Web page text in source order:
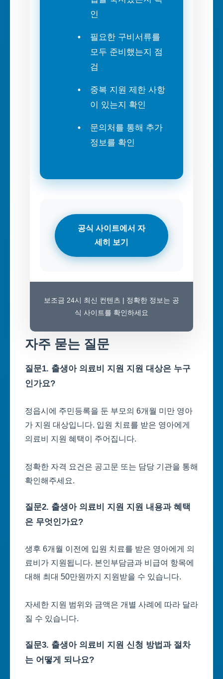
인
필요한 구비서류를
모두 준비했는지 점
검
중복 지원 제한 사항
이 있는지 확인
문의처를 통해 추가
정보를 확인
공식 사이트에서 자
세히 보기
보조금 24시 최신 컨텐츠 | 정확한 정보는 공
식 사이트를 확인하세요
자주 묻는 질문
질문1. 출생아 의료비 지원 지원 대상은 누구
인가요?
정읍시에 주민등록을 둔 부모의 6개월 미만 영아
가 지원 대상입니다. 입원 치료를 받은 영아에게
의료비 지원 혜택이 주어집니다.
정확한 자격 요건은 공고문 또는 담당 기관을 통해
확인해주세요.
질문2. 출생아 의료비 지원 지원 내용과 혜택
은 무엇인가요?
생후 6개월 이전에 입원 치료를 받은 영아에게 의
료비가 지원됩니다. 본인부담금과 비급여 항목에
대해 최대 50만원까지 지원받을 수 있습니다.
자세한 지원 범위와 금액은 개별 사례에 따라 달라
질 수 있습니다.
질문3. 출생아 의료비 지원 신청 방법과 절차
는 어떻게 되나요?